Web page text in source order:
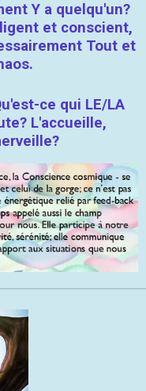
Y a quelqu'un?
et conscient,
Tout et
ce qui LE/LA
L'accueille,